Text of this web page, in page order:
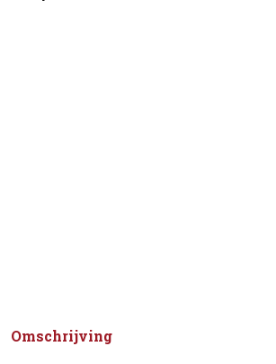
Omschrijving